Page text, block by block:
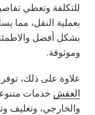
للتكلفة وتعطي
بعملية النقل، مما
بشكل أفضل
وموثوقة.
علاوة على ذلك، توفر
العفش خدمات
والخارجي، وتغليف